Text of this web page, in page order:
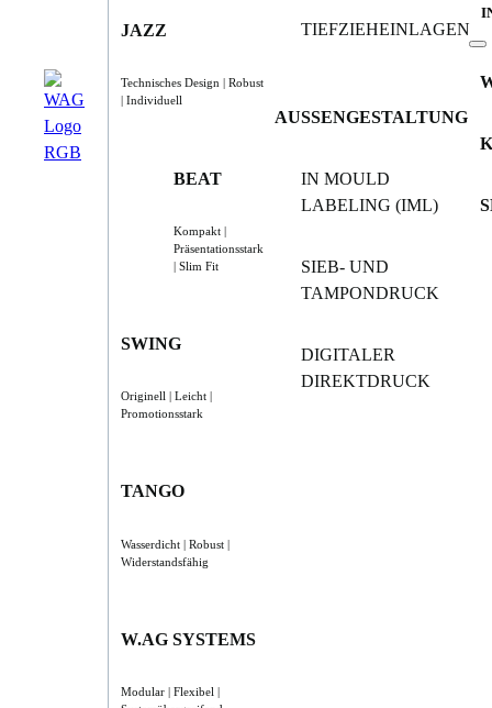
JAZZ
Technisches Design | Robust
| Individuell
BEAT
Kompakt |
Präsentationsstark
| Slim Fit
SWING
Originell | Leicht |
Promotionsstark
TANGO
Wasserdicht | Robust |
Widerstandsfähig
W.AG SYSTEMS
Modular | Flexibel |
TIEFZIEHEINLAGEN
AUSSENGESTALTUNG
IN MOULD
LABELING (IML)
SIEB- UND
TAMPONDRUCK
DIGITALER
DIREKTDRUCK